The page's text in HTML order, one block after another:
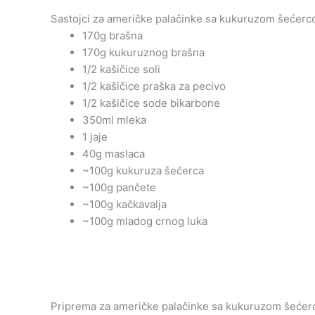
Sastojci za američke palačinke sa kukuruzom
170g brašna
170g kukuruznog brašna
1/2 kašičice soli
1/2 kašičice praška za pecivo
1/2 kašičice sode bikarbone
350ml mleka
1 jaje
40g maslaca
~100g kukuruza šećerca
~100g pančete
~100g kačkavalja
~100g mladog crnog luka
Priprema za američke palačinke sa kukuruzom